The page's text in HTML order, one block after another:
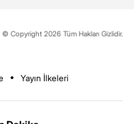
© Copyright 2026 Tüm Hakları Gizlidir.
Yayın İlkeleri